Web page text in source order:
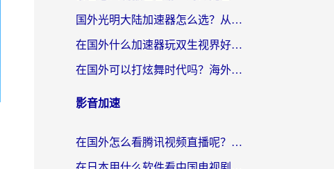
国外光明大陆加速器怎么选？从卡顿到丝滑的终极指南（含德国玩走开外星人墨西哥玩俄罗斯方块技巧）
在国外什么加速器玩双生视界好用？海外党亲测不踩坑的终极指南
在国外可以打炫舞时代吗？海外玩家国服游戏加速全攻略（附实测推荐）
影音加速
在国外怎么看腾讯视频直播呢？留学生亲测有效的回国加速指南